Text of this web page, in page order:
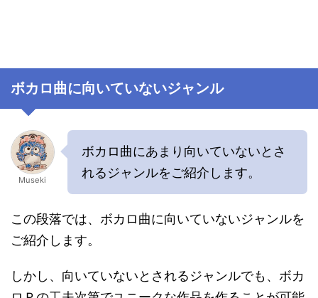
ボカロ曲に向いていないジャンル
Museki
ボカロ曲にあまり向いていないとさ
れるジャンルをご紹介します。
この段落では、ボカロ曲に向いていないジャンルを
ご紹介します。
しかし、向いていないとされるジャンルでも、ボカ